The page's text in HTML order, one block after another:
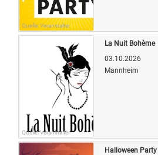
Quelle: Veranstalter
Quelle: Veranstalter
La Nuit Bohème
03.10.2026
Mannheim
Halloween Party